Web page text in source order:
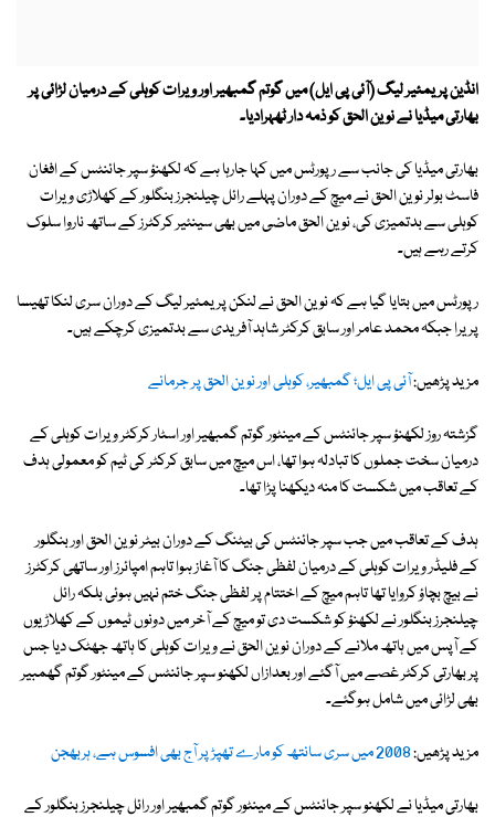
انڈین پریمئیر لیگ (آئی پی ایل) میں گوتم گمبھیر اور ویرات کوہلی کے درمیان لڑائی پر
بھارتی میڈیا نے نوین الحق کو ذمہ دار ٹھہرادیا۔
بھارتی میڈیا کی جانب سے رپورٹس میں کہا جارہا ہے کہ لکھنؤ سپر جائنٹس کے افغان
فاسٹ بولر نوین الحق نے میچ کے دوران پہلے رائل چیلنجرز بنگلور کے کھلاڑی ویرات
کوہلی سے بدتمیزی کی، نوین الحق ماضی میں بھی سینئیر کرکٹرز کے ساتھ ناروا سلوک
کرتے رہے ہیں۔
رپورٹس میں بتایا گیا ہے کہ نوین الحق نے لنکن پریمئیر لیگ کے دوران سری لنکا تھیسا
پریرا جبکہ محمد عامر اور سابق کرکٹر شاہد آفریدی سے بدتمیزی کرچکے ہیں۔
مزید پڑھیں:آئی پی ایل؛ گمبھیر، کوہلی اور نوین الحق پر جرمانے
گزشتہ روز لکھنؤ سپر جائنٹس کے مینٹور گوتم گمبھیر اور اسٹار کرکٹر ویرات کوہلی کے
درمیان سخت جملوں کا تبادلہ ہوا تھا، اس میچ میں سابق کرکٹر کی ٹیم کو معمولی ہدف
کے تعاقب میں شکست کا منہ دیکھنا پڑا تھا۔
ہدف کے تعاقب میں جب سپر جائنٹس کی بیٹنگ کے دوران بیٹر نوین الحق اور بنگلور
کے فلیڈر ویرات کوہلی کے درمیان لفظی جنگ کا آغاز ہوا تاہم امپائرز اور ساتھی کرکٹرز
نے بیچ بچاؤ کروایا تھا تاہم میچ کے اختتام پر لفظی جنگ ختم نہیں ہوئی بلکہ رائل
چیلنجرز بنگلور نے لکھنؤ کو شکست دی تو میچ کے آخر میں دونوں ٹیموں کے کھلاڑیوں
کے آپس میں ہاتھ ملانے کے دوران نوین الحق نے ویرات کوہلی کا ہاتھ جھٹک دیا جس
پر بھارتی کرکٹر غصے میں آگئے اور بعدازاں لکھنو سپر جائنٹس کے مینٹور گوتم گھمبیر
بھی لڑائی میں شامل ہوگئے۔
مزید پڑھیں:2008 میں سری سانتھ کو مارے تھپڑ پر آج بھی افسوس ہے، ہربھجن
بھارتی میڈیا نے لکھنو سپر جائنٹس کے مینٹور گوتم گمبھیر اور رائل چیلنجرز بنگلور کے